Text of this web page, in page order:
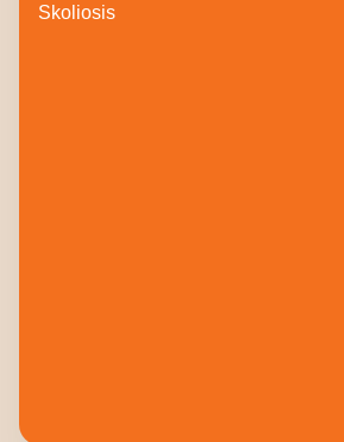
Skoliosis